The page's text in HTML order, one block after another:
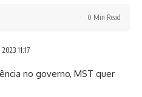
11:17
0 Min Read